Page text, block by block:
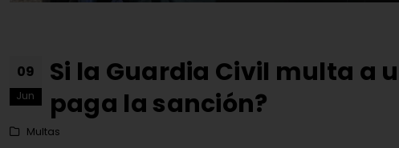
09
Jun
Si la Guardia Civil multa a
paga la sanción?
Multas